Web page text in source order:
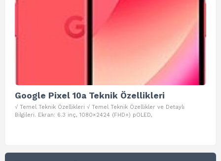
Google Pixel 10a Teknik Özellikleri
√ Temel Teknik Özellikleri √ Temel Teknik Özellikler ve Detaylı
Bilgileri. Ekran: 6.3 inç, 1080×2424 (FHD+) pOLED,